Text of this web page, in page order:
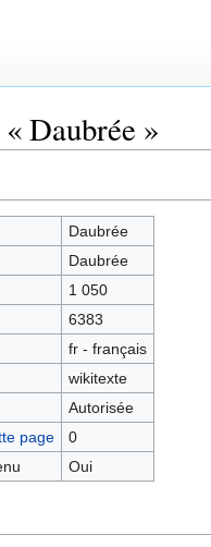
Daubrée »
Daubrée
Daubrée
1 050
6383
fr - français
wikitexte
Autorisée
page
0
Oui